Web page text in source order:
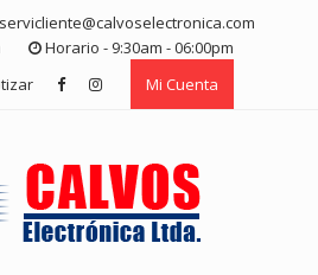
servicliente@calvoselectronica.com
Horario - 9:30am - 06:00pm
Mi Cuenta